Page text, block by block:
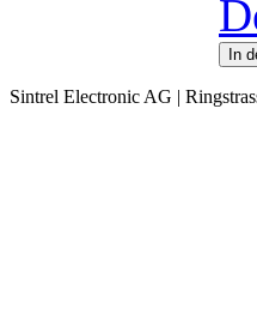
Sintrel Electronic AG |